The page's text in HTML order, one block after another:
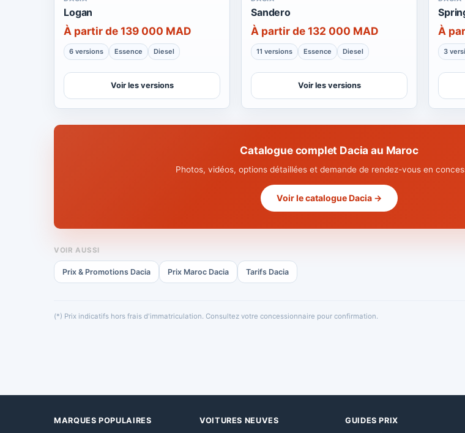
Logan
À partir de 139 000 MAD
6 versions Essence Diesel
Voir les versions
Sandero
À partir de 132 000 MAD
11 versions Essence Diesel
Voir les versions
À
3
Catalogue complet Dacia au Maroc
Photos, vidéos, options détaillées et demande de rendez-vous en
Voir le catalogue Dacia →
VOIR AUSSI
Prix & Promotions Dacia Prix Maroc Dacia Tarifs Dacia
(*) Prix indicatifs hors frais d'immatriculation. Consultez votre concessionnaire pour confirmation.
MARQUES POPULAIRES
VOITURES NEUVES
GUIDES PRIX